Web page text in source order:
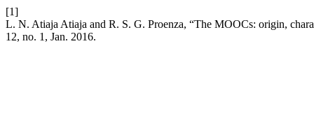
[1]
L. N. Atiaja Atiaja and R. S. G. Proenza, “The MOOCs: origin,
12, no. 1, Jan. 2016.